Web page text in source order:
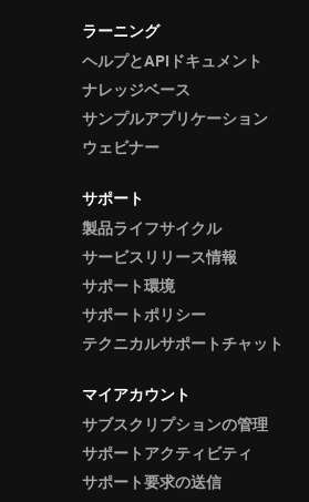
ラーニング
ヘルプとAPIドキュメント
ナレッジベース
サンプルアプリケーション
ウェビナー
サポート
製品ライフサイクル
サービスリリース情報
サポート環境
サポートポリシー
テクニカルサポートチャット
マイアカウント
サブスクリプションの管理
サポートアクティビティ
サポート要求の送信